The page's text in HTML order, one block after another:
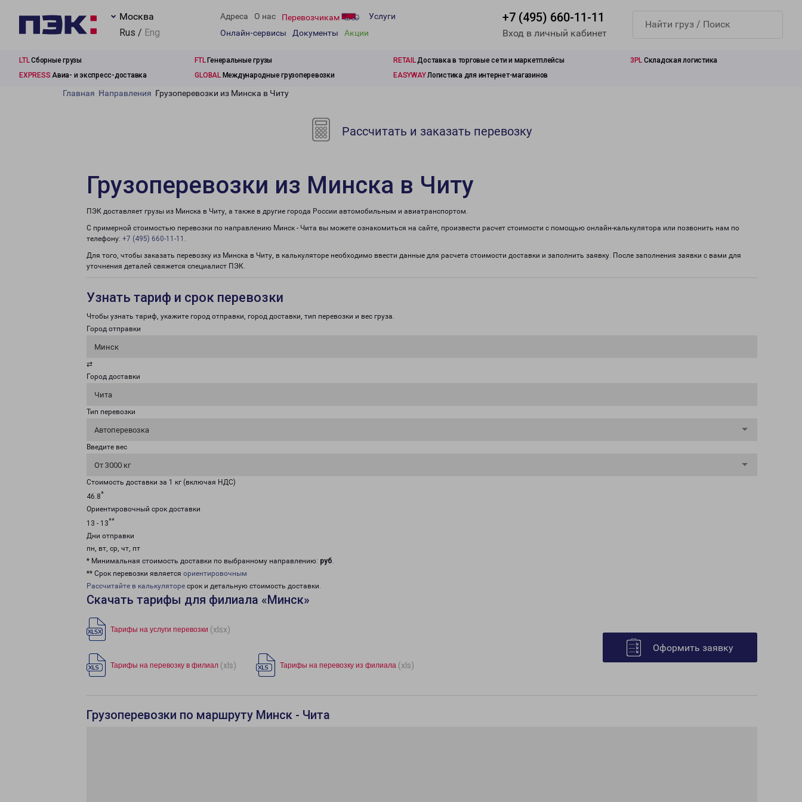
Москва
Rus / Eng
Адреса О нас Перевозчикам
Услуги
Онлайн-сервисы
Документы Акции
+7 (495) 660-11-11
Вход в личный кабинет
LTLСборные грузы FTLГенеральные грузы RETAILДоставка в торговые сети и маркетплейсы 3PL Складская логистика
EXPRESS Авиа- и экспресс-доставка GLOBALМеждународные грузоперевозки EASYWAYЛогистика для интернет-магазинов
Главная Направления Грузоперевозки из Минска в Читу
Рассчитать и заказать перевозку
Грузоперевозки из Минска в Читу
ПЭК доставляет грузы из Минска в Читу, а также в другие города России автомобильным и авиатранспортом.
С примерной стоимостью перевозки по направлению Минск - Чита вы можете ознакомиться на сайте, произвести расчет стоимости с помощью онлайн-калькулятора или позвонить нам по
телефону: +7 (495) 660-11-11 .
Для того, чтобы заказать перевозку из Минска в Читу, в калькуляторе необходимо ввести данные для расчета стоимости доставки и заполнить заявку. После заполнения заявки с вами для
уточнения деталей свяжется специалист ПЭК.
Узнать тариф и срок перевозки
Чтобы узнать тариф, укажите город отправки, город доставки, тип перевозки и вес груза.
Город отправки
Минск
⇄
Город доставки
Чита
Тип перевозки
Автоперевозка
Введите вес
От 3000 кг
Стоимость доставки за 1 кг (включая НДС)
46.8*
Ориентировочный срок доставки
13 - 13**
Дни отправки
пн, вт, ср, чт, пт
* Минимальная стоимость доставки по выбранному направлению: руб.
** Срок перевозки является ориентировочным
Рассчитайте в калькуляторе срок и детальную стоимость доставки.
Скачать тарифы для филиала «Минск»
Тарифы на услуги перевозки (xlsx)
Тарифы на перевозку в филиал (xls) Тарифы на перевозку из филиала (xls)
Оформить заявку
Грузоперевозки по маршруту Минск - Чита